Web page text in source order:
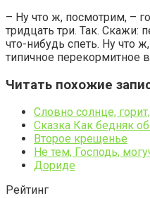
– Ну что ж, посмотрим, –
тридцать три. Так. Скажи:
что-нибудь спеть. Ну что
типичное перекормитное
Читать похожие
Словно солнце,
Сказка Как бедняк
Второе крещенье
Не тем, Господь,
Дориде
Рейтинг